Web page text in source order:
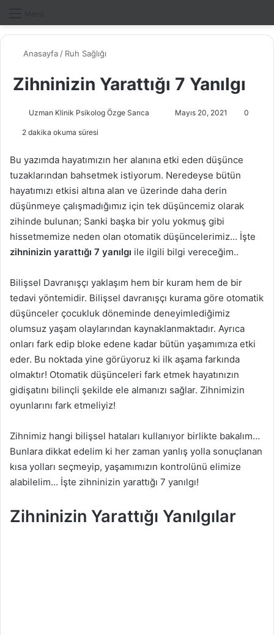
Anasayfa / Ruh Sağlığı
Zihninizin Yarattığı 7 Yanılgı
Uzman Klinik Psikolog Özge Sarıca
e
-
p
d
e
r
m
e
k
Mayıs 20, 2021 0
2 dakika okuma süresi
Bu yazımda hayatımızın her alanına etki eden düşünce
tuzaklarından bahsetmek istiyorum. Neredeyse bütün
hayatımızı etkisi altına alan ve üzerinde daha derin
düşünmeye çalışmadığımız için tek düşüncemiz olarak
zihinde bulunan; Sanki başka bir yolu yokmuş gibi
hissetmemize neden olan otomatik düşüncelerimiz… İşte
zihninizin yarattığı 7 yanılgı ile ilgili bilgi vereceğim..
Bilişsel Davranışçı yaklaşım hem bir kuram hem de bir
tedavi yöntemidir. Bilişsel davranışçı kurama göre otomatik
düşünceler çocukluk döneminde deneyimlediğimiz
olumsuz yaşam olaylarından kaynaklanmaktadır. Ayrıca
onları fark edip bloke edene kadar bütün yaşamımıza etki
eder. Bu noktada yine görüyoruz ki ilk aşama farkında
olmaktır! Otomatik düşünceleri fark etmek hayatınızın
gidişatını bilinçli şekilde ele almanızı sağlar. Zihnimizin
oyunlarını fark etmeliyiz!
Zihnimiz hangi bilişsel hataları kullanıyor birlikte bakalım…
Bunlara dikkat edelim ki her zaman yanlış yolla sonuçlanan
kısa yolları seçmeyip, yaşamımızın kontrolünü elimize
alabilelim… İşte zihninizin yarattığı 7 yanılgı!
Zihninizin Yarattığı Yanılgılar